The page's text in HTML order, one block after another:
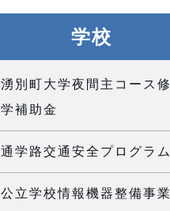
学校
湧別町大学夜間主コース修
学補助金
通学路交通安全プログラム
公立学校情報機器整備事業